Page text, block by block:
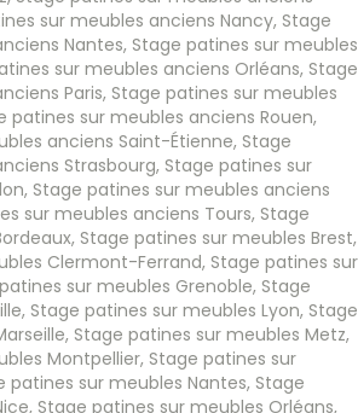
sur meubles anciens Nancy, Stage
Nantes, Stage patines sur meubles
sur meubles anciens Orléans, Stage
Paris, Stage patines sur meubles
patines sur meubles anciens Rouen,
anciens Saint-Étienne, Stage
Strasbourg, Stage patines sur
, Stage patines sur meubles anciens
sur meubles anciens Tours, Stage
, Stage patines sur meubles Brest,
Clermont-Ferrand, Stage patines sur
sur meubles Grenoble, Stage
, Stage patines sur meubles Lyon, Stage
, Stage patines sur meubles Metz,
Montpellier, Stage patines sur
patines sur meubles Nantes, Stage
, Stage patines sur meubles Orléans,